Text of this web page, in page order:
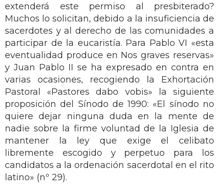
extenderá este permiso al presbiterado?
Muchos lo solicitan, debido a la insuficiencia de
sacerdotes y al derecho de las comunidades a
participar de la eucaristía. Para Pablo VI «esta
eventualidad produce en Nos graves reservas»
y Juan Pablo II se ha expresado en contra en
varias ocasiones, recogiendo la Exhortación
Pastoral «Pastores dabo vobis» la siguiente
proposición del Sínodo de 1990: «El sínodo no
quiere dejar ninguna duda en la mente de
nadie sobre la firme voluntad de la Iglesia de
mantener la ley que exige el celibato
libremente escogido y perpetuo para los
candidatos a la ordenación sacerdotal en el rito
latino» (nº 29).